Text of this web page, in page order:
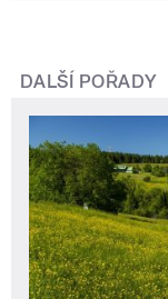
DALŠÍ POŘADY